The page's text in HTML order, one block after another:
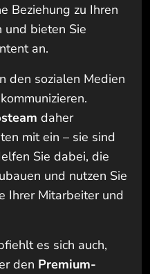
Beziehung zu Ihren
und bieten Sie
an.
den sozialen Medien
daher
mit ein – sie sind
Sie dabei, die
und nutzen Sie
Ihrer Mitarbeiter und
es sich auch,
den Premium-